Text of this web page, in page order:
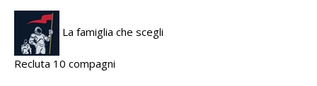
La famiglia che scegli
Recluta 10 compagni